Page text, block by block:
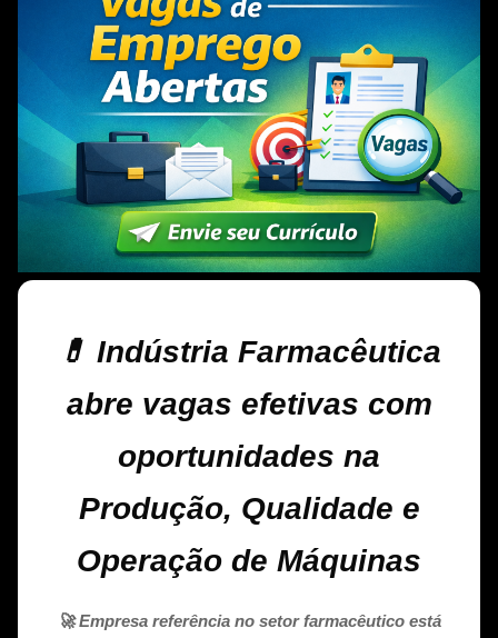
💊 Indústria Farmacêutica
abre vagas efetivas com
oportunidades na
Produção, Qualidade e
Operação de Máquinas
🚀 Empresa referência no setor farmacêutico está